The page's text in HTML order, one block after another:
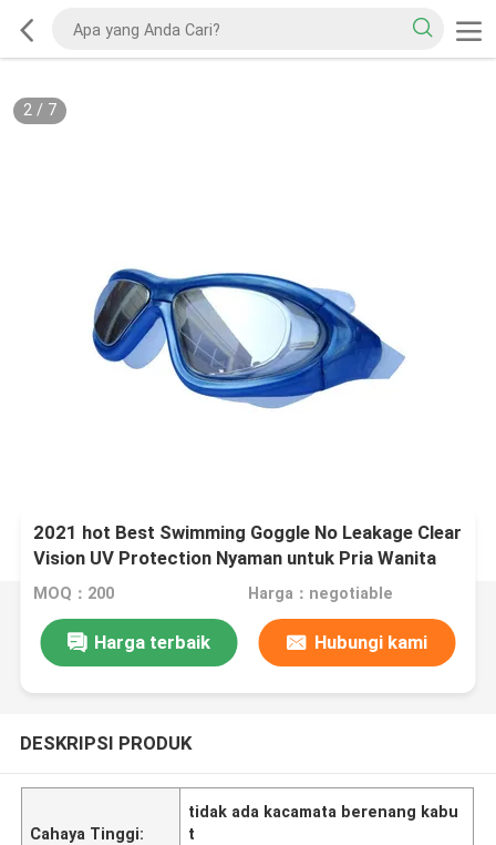
2/ 7
2021 hot Best Swimming Goggle No Leakage Clear
Vision UV Protection Nyaman untuk Pria Wanita
Dewasa Remaja
MOQ：200 Harga：negotiable
Harga terbaik Hubungi kami
DESKRIPSI PRODUK
Cahaya Tinggi:
tidak ada kacamata berenang kabu
t